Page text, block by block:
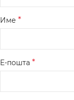
Име *
Е-пошта *